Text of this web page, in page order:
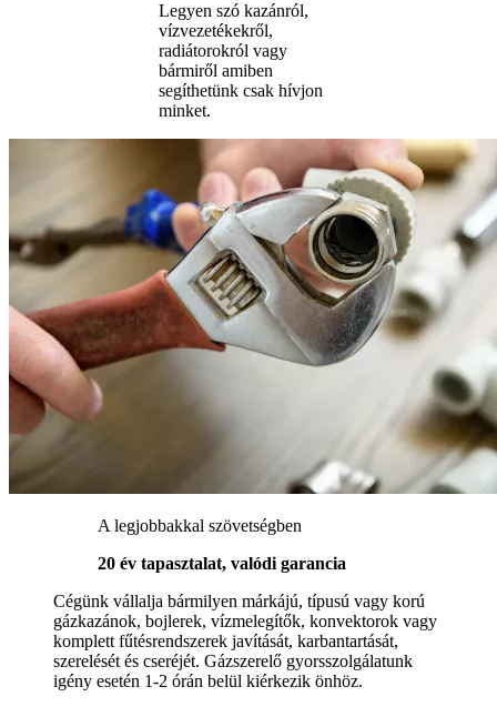
Legyen szó kazánról,
vízvezetékekről,
radiátorokról vagy
bármiről amiben
segíthetünk csak hívjon
minket.
A legjobbakkal szövetségben
20 év tapasztalat, valódi garancia
Cégünk vállalja bármilyen márkájú, típusú vagy korú
gázkazánok, bojlerek, vízmelegítők, konvektorok vagy
komplett fűtésrendszerek javítását, karbantartását,
szerelését és cseréjét. Gázszerelő gyorsszolgálatunk
igény esetén 1-2 órán belül kiérkezik önhöz.